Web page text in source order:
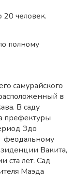
человек.
полному
самурайского
в
В саду
префектуры
Эдо
феодальному
Вакита,
ста лет. Сад
Маэда